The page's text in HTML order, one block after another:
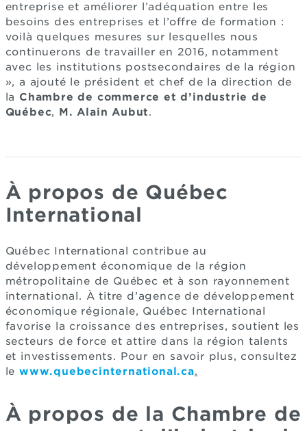
entreprise et améliorer l’adéquation entre les
besoins des entreprises et l’offre de formation :
voilà quelques mesures sur lesquelles nous
continuerons de travailler en 2016, notamment
avec les institutions postsecondaires de la région
», a ajouté le président et chef de la direction de
la Chambre de commerce et d’industrie de
Québec, M. Alain Aubut.
À propos de Québec
International
Québec International contribue au
développement économique de la région
métropolitaine de Québec et à son rayonnement
international. À titre d’agence de développement
économique régionale, Québec International
favorise la croissance des entreprises, soutient les
secteurs de force et attire dans la région talents
et investissements. Pour en savoir plus, consultez
le www.quebecinternational.ca.
À propos de la Chambre de